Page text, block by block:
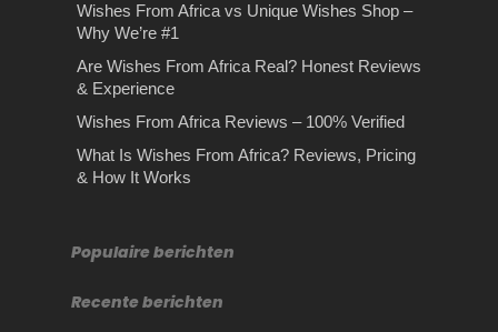
Drie belangrijke tips voor
het afleggen van een
theorie examen
examen Heb je binnenkort een
De juiste Vaprance kiezen
– Exclucig.com
Exclucig.com Ben je op zoek naar
Hoe een waardebepaling
van je woning
timing…
Wishes From Africa vs Unique Wishes Shop –
Why We’re #1
Are Wishes From Africa Real? Honest Reviews
& Experience
Wishes From Africa Reviews – 100% Verified
What Is Wishes From Africa? Reviews, Pricing
& How It Works
Populaire berichten
Recente berichten